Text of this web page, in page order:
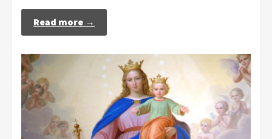
Read more →